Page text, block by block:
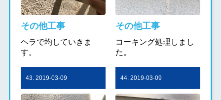
その他工事
ヘラで均していきま
す。
その他工事
コーキング処理しまし
た。
43. 2019-03-09 44. 2019-03-09